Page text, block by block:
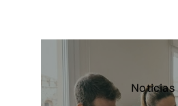
casa
Noticias